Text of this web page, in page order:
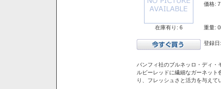
在庫有り: 6
価格:
重量:
登録
バンフィ社のブルネッロ・ディ
ルビーレッドに繊細なガーネッ
り、フレッシュさと活力を与え